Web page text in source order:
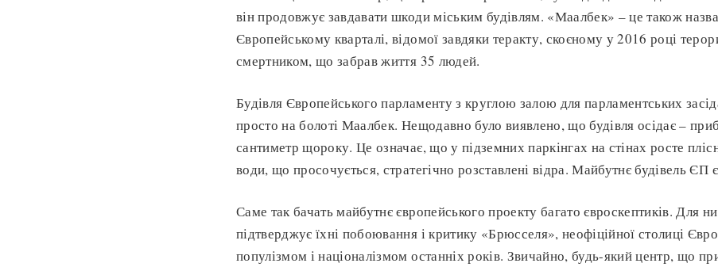
він продовжує завдавати шкоди міським будівлям. «Маалбек» – це також
Європейському кварталі, відомої завдяки теракту, скоєному у 2016 році
смертником, що забрав життя 35 людей.
Будівля Європейського парламенту з круглою залою для парламентських
просто на болоті Маалбек. Нещодавно було виявлено, що будівля осідає –
сантиметр щороку. Це означає, що у підземних паркінгах на стінах росте
води, що просочується, стратегічно розставлені відра. Майбутнє будівель ЄП
Саме так бачать майбутнє європейського проекту багато євроскептиків. Для
підтверджує їхні побоювання і критику «Брюсселя», неофіційної столиці
популізмом і націоналізмом останніх років. Звичайно, будь-який центр, що